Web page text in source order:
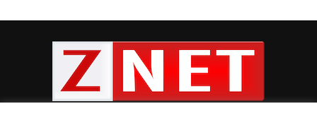
povjerovala joj, prihvatila je i ostala joj vjerna tijekom
cijelog života. Prije nego što je rodila Isusa po tijelu,
začela ga je poslušnošću Božjoj riječi.